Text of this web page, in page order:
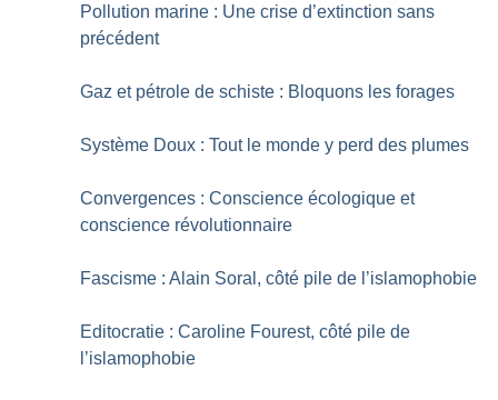
Pollution marine : Une crise d’extinction sans
précédent
Gaz et pétrole de schiste : Bloquons les forages
Système Doux : Tout le monde y perd des plumes
Convergences : Conscience écologique et
conscience révolutionnaire
Fascisme : Alain Soral, côté pile de l’islamophobie
Editocratie : Caroline Fourest, côté pile de
l’islamophobie